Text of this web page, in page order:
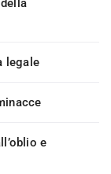
legale
e